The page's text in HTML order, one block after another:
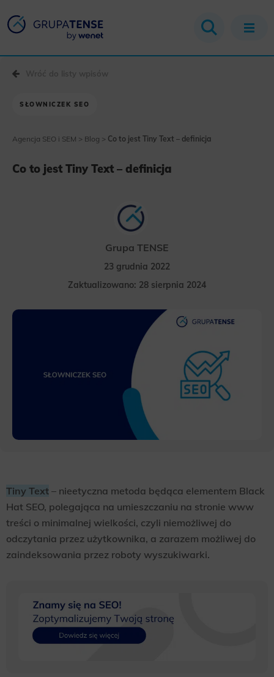
SŁOWNICZEK SEO
Agencja SEO i SEM > Blog > Co to jest Tiny Text – definicja
Co to jest Tiny Text – definicja
Grupa TENSE
23 grudnia 2022
Zaktualizowano: 28 sierpnia 2024
Tiny Text – nieetyczna metoda będąca elementem Black
Hat SEO, polegająca na umieszczaniu na stronie www
treści o minimalnej wielkości, czyli niemożliwej do
odczytania przez użytkownika, a zarazem możliwej do
zaindeksowania przez roboty wyszukiwarki.